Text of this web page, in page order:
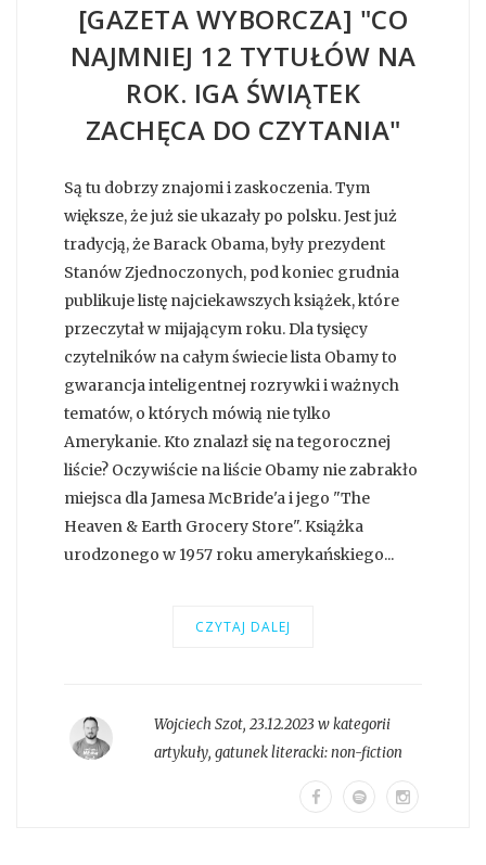
[GAZETA WYBORCZA] "CO
NAJMNIEJ 12 TYTUŁÓW NA
ROK. IGA ŚWIĄTEK
ZACHĘCA DO CZYTANIA"
Są tu dobrzy znajomi i zaskoczenia. Tym
większe, że już sie ukazały po polsku. Jest już
tradycją, że Barack Obama, były prezydent
Stanów Zjednoczonych, pod koniec grudnia
publikuje listę najciekawszych książek, które
przeczytał w mijającym roku. Dla tysięcy
czytelników na całym świecie lista Obamy to
gwarancja inteligentnej rozrywki i ważnych
tematów, o których mówią nie tylko
Amerykanie. Kto znalazł się na tegorocznej
liście? Oczywiście na liście Obamy nie zabrakło
miejsca dla Jamesa McBride'a i jego "The
Heaven & Earth Grocery Store". Książka
urodzonego w 1957 roku amerykańskiego...
CZYTAJ DALEJ
Wojciech Szot, 23.12.2023 w kategorii
artykuły, gatunek literacki:non-fiction